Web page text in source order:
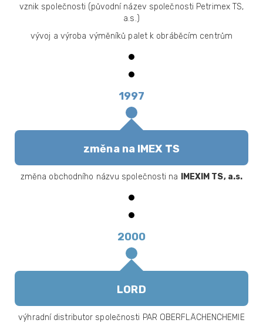
vznik společnosti (původní název společnosti Petrimex TS,
a.s.)
vývoj a výroba výměníků palet k obráběcím centrům
1997
změna na IMEX TS
změna obchodního názvu společnosti na IMEXIM TS, a.s.
2000
LORD
výhradní distributor společnosti PAR OBERFLÄCHENCHEMIE